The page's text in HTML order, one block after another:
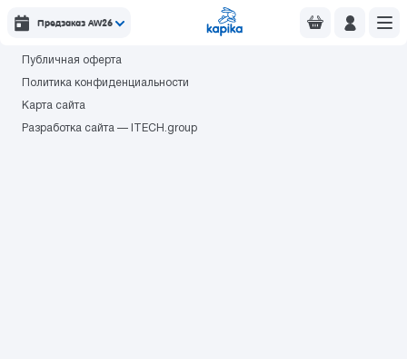
Предзаказ AW26
© 2026 торговая марка «KAPIKA»
Публичная оферта
Политика конфиденциальности
Карта сайта
Разработка сайта — ITECH.group